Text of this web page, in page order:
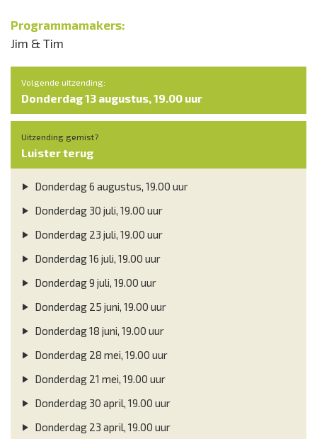
Programmamakers:
Jim & Tim
Volgende uitzending:
Donderdag 13 augustus, 19.00 uur
Uitzending gemist?
Luister terug
Donderdag 6 augustus, 19.00 uur
Donderdag 30 juli, 19.00 uur
Donderdag 23 juli, 19.00 uur
Donderdag 16 juli, 19.00 uur
Donderdag 9 juli, 19.00 uur
Donderdag 25 juni, 19.00 uur
Donderdag 18 juni, 19.00 uur
Donderdag 28 mei, 19.00 uur
Donderdag 21 mei, 19.00 uur
Donderdag 30 april, 19.00 uur
Donderdag 23 april, 19.00 uur